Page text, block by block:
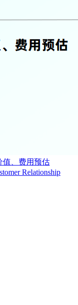
值、费用预估
Relationship